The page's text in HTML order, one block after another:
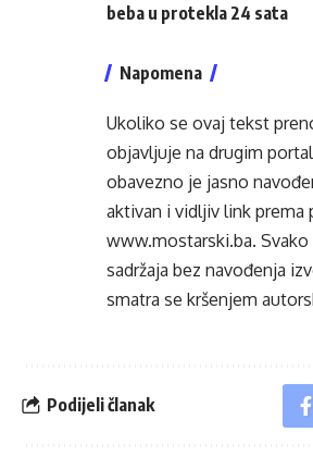
beba u protekla 24 sata
Napomena
Ukoliko se ovaj tekst
objavljuje na drugim
obavezno je jasno
aktivan i vidljiv link prema
www.mostarski.ba.
sadržaja bez navođenja
smatra se kršenjem
Podijeli članak